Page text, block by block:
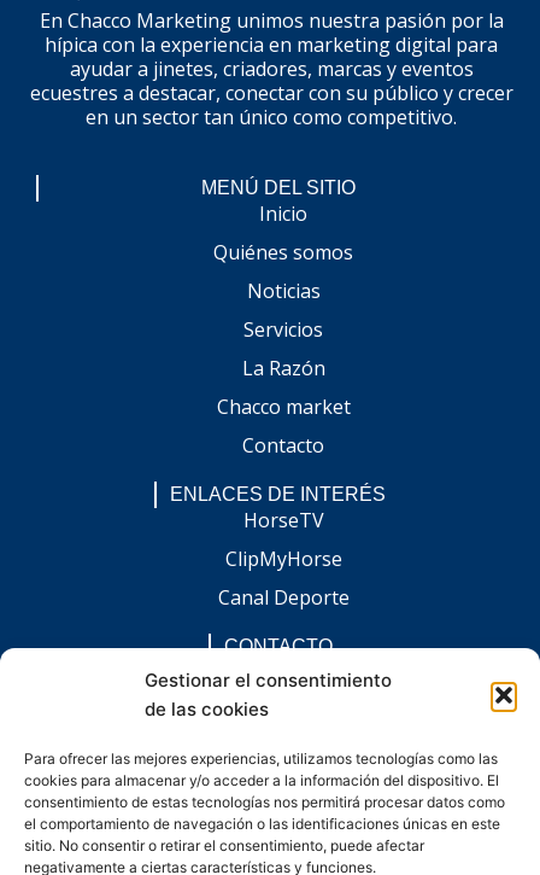
Gestionar el consentimiento
de las cookies
Para ofrecer las mejores experiencias, utilizamos tecnologías como las
cookies para almacenar y/o acceder a la información del dispositivo. El
consentimiento de estas tecnologías nos permitirá procesar datos como
el comportamiento de navegación o las identificaciones únicas en este
sitio. No consentir o retirar el consentimiento, puede afectar
negativamente a ciertas características y funciones.
En Chacco Marketing unimos nuestra pasión por la
hípica con la experiencia en marketing digital para
ayudar a jinetes, criadores, marcas y eventos
ecuestres a destacar, conectar con su público y crecer
en un sector tan único como competitivo.
MENÚ DEL SITIO
Inicio
Quiénes somos
Noticias
Servicios
La Razón
Chacco market
Contacto
ENLACES DE INTERÉS
HorseTV
ClipMyHorse
Canal Deporte
CONTACTO
comunicacion@chaccoinfo.com
Presentes en todo el ámbito nacional
F
a
c
e
b
o
I
n
s
t
a
g
L
i
n
k
e
d
E
n
v
e
l
o
W
h
a
t
s